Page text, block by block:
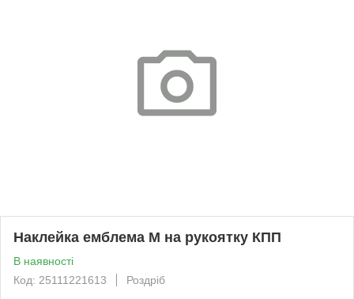
Наклейка емблема M на рукоятку КПП
В наявності
Код: 25111221613
Роздріб